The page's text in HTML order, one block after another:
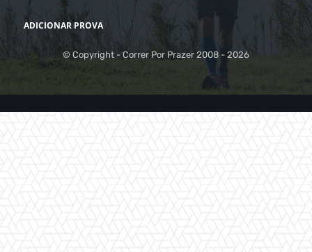
ADICIONAR PROVA
© Copyright - Correr Por Prazer 2008 - 2026